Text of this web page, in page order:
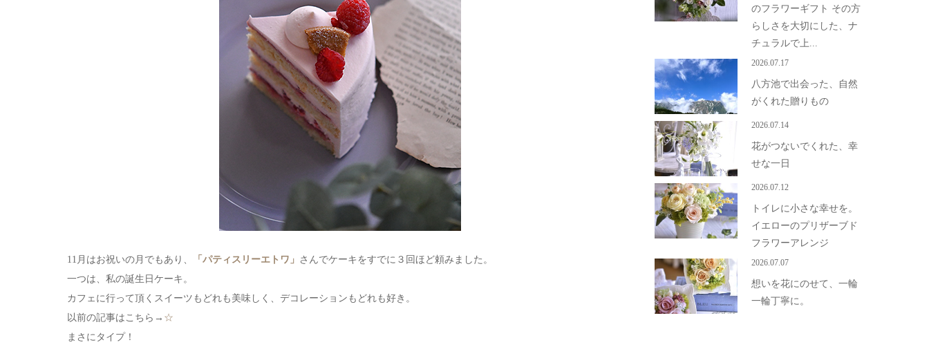
11月はお祝いの月でもあり、 「パティスリーエトワ」 さんでケーキをすでに３回ほど頼みました。
一つは、私の誕生日ケーキ。
カフェに行って頂くスイーツもどれも美味しく、デコレーションもどれも好き。
以前の記事はこちら→ ☆
まさにタイプ！
のフラワーギフト その方
らしさを大切にした、ナ
チュラルで上...
2026.07.17
八方池で出会った、自然
がくれた贈りもの
2026.07.14
花がつないでくれた、幸
せな一日
2026.07.12
トイレに小さな幸せを。
イエローのプリザーブド
フラワーアレンジ
2026.07.07
想いを花にのせて、一輪
一輪丁寧に。